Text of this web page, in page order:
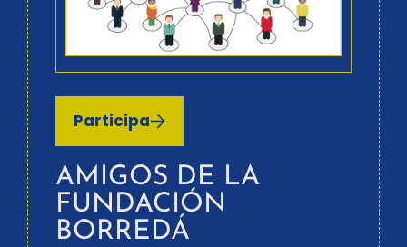
Participa
AMIGOS DE LA
FUNDACIÓN
BORREDÁ